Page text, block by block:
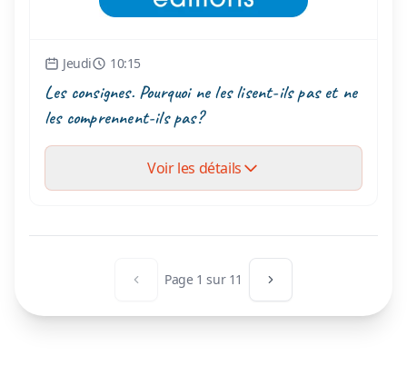
Jeudi 10:15
Les consignes. Pourquoi ne les lisent-ils pas et ne
les comprennent-ils pas?
Voir les détails
Page précédente
Page 1 sur 11 Page suivante